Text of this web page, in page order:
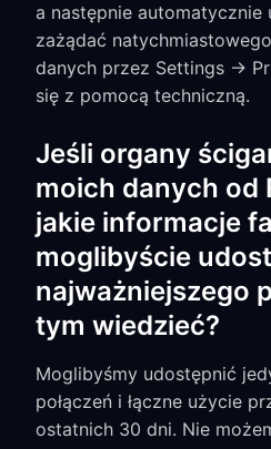
a następnie automatycznie
zażądać
danych przez Settings →
się z pomocą techniczną.
Jeśli organy
moich danych od
jakie informacje
moglibyście
najważniejszego
tym wiedzieć?
Moglibyśmy udostępnić
połączeń i łączne użycie
ostatnich 30 dni. Nie